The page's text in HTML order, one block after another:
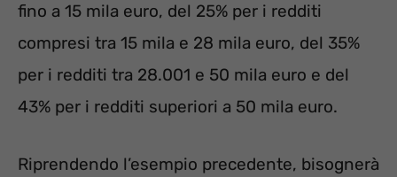
fino a 15 mila euro, del 25% per i redditi
compresi tra 15 mila e 28 mila euro, del 35%
per i redditi tra 28.001 e 50 mila euro e del
43% per i redditi superiori a 50 mila euro.
Riprendendo l’esempio precedente, bisognerà